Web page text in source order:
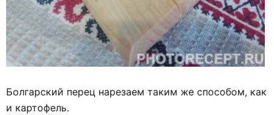
Болгарский перец нарезаем таким же способом, как
и картофель.